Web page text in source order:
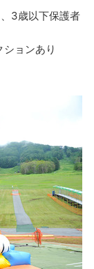
3歳以下保護者
ョンあり